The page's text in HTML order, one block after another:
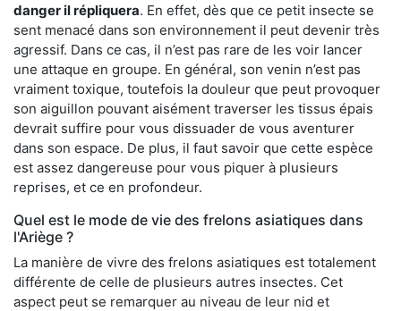
danger il répliquera. En effet, dès que ce petit insecte se
sent menacé dans son environnement il peut devenir très
agressif. Dans ce cas, il n’est pas rare de les voir lancer
une attaque en groupe. En général, son venin n’est pas
vraiment toxique, toutefois la douleur que peut provoquer
son aiguillon pouvant aisément traverser les tissus épais
devrait suffire pour vous dissuader de vous aventurer
dans son espace. De plus, il faut savoir que cette espèce
est assez dangereuse pour vous piquer à plusieurs
reprises, et ce en profondeur.
Quel est le mode de vie des frelons asiatiques dans
l'Ariège ?
La manière de vivre des frelons asiatiques est totalement
différente de celle de plusieurs autres insectes. Cet
aspect peut se remarquer au niveau de leur nid et